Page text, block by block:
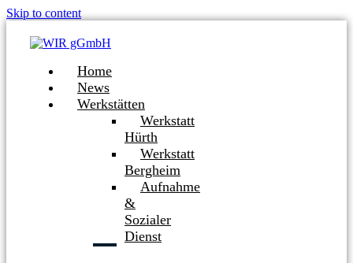
Skip to content
Home
News
Werkstätten
Werkstatt
Hürth
Werkstatt
Bergheim
Aufnahme
&
Sozialer
Dienst